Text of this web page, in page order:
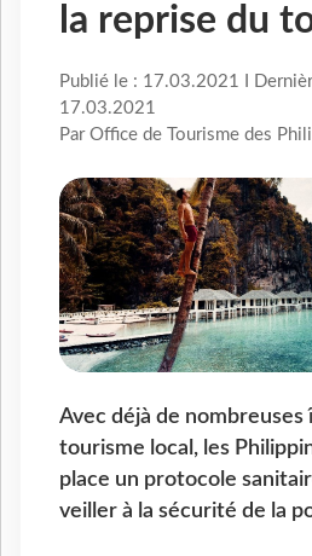
la reprise du
Publié le : 17.03.2021 I
17.03.2021
Par Office de Tourisme des
Avec déjà de nombreuses
tourisme local, les
place un protocole
veiller à la sécurité de la